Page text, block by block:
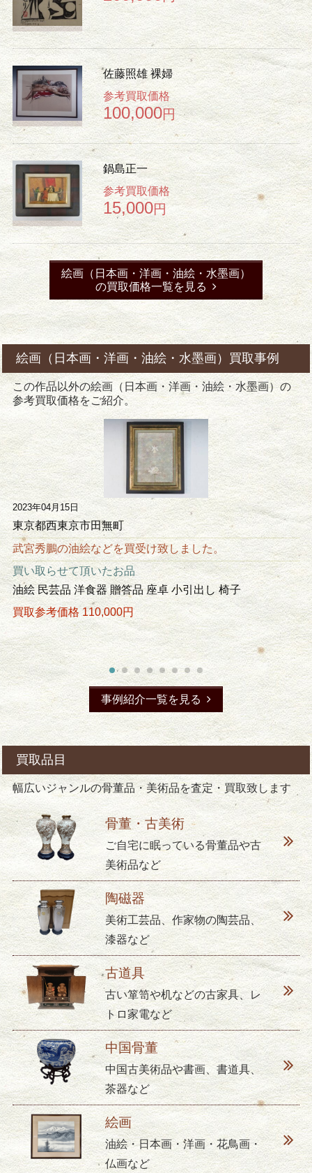
佐藤照雄 裸婦
参考買取価格
100,000円
鍋島正一
参考買取価格
15,000円
絵画（日本画・洋画・油絵・水墨画）
の買取価格一覧を見る
絵画（日本画・洋画・油絵・水墨画）買取事例
この作品以外の絵画（日本画・洋画・油絵・水墨画）の
参考買取価格をご紹介。
2023年04月15日
東京都西東京市田無町
武宮秀鵬の油絵などを買受け致しました。
買い取らせて頂いたお品
油絵 民芸品 洋食器 贈答品 座卓 小引出し 椅子
買取参考価格 110,000円
事例紹介一覧を見る
買取品目
幅広いジャンルの骨董品・美術品を査定・買取致します
骨董・古美術
ご自宅に眠っている骨董品や古
美術品など
陶磁器
美術工芸品、作家物の陶芸品、
漆器など
古道具
古い箪笥や机などの古家具、レ
トロ家電など
中国骨董
中国古美術品や書画、書道具、
茶器など
絵画
油絵・日本画・洋画・花鳥画・
仏画など